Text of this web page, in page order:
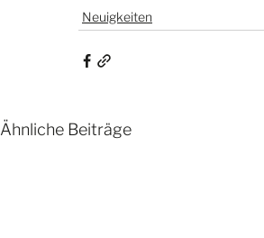
Neuigkeiten
Ähnliche Beiträge